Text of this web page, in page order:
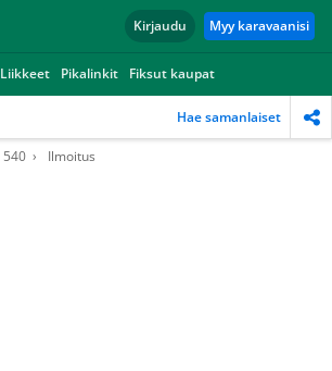
Kirjaudu Myy karavaanisi
Liikkeet Pikalinkit Fiksut kaupat
Hae samanlaiset
540 Ilmoitus